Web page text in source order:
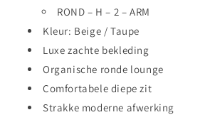
ROND – H – 2 – ARM
Kleur: Beige / Taupe
Luxe zachte bekleding
Organische ronde lounge
Comfortabele diepe zit
Strakke moderne afwerking